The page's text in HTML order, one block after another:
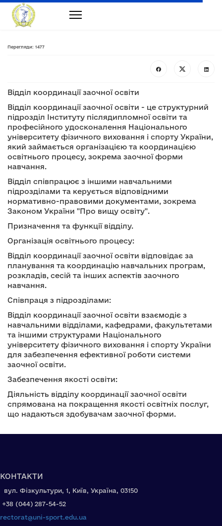
Перегляди: 1477
Відділ координації заочної освіти
Відділ координації заочної освіти - це структурний
підрозділ Інституту післядипломної освіти та
професійного удосконалення Національного
університету фізичного виховання і спорту України,
який займається організацією та координацією
освітнього процесу, зокрема заочної форми
навчання.
Відділ співпрацює з іншими навчальними
підрозділами та керується відповідними
нормативно-правовими документами, зокрема
Законом України "Про вищу освіту".
Призначення та функції відділу.
Організація освітнього процесу:
Відділ координації заочної освіти відповідає за
планування та координацію навчальних програм,
розкладів, сесій та інших аспектів заочного
навчання.
Співпраця з підрозділами:
Відділ координації заочної освіти взаємодіє з
навчальними відділами, кафедрами, факультетами
та іншими структурами Національного
університету фізичного виховання і спорту України
для забезпечення ефективної роботи системи
заочної освіти.
Забезпечення якості освіти:
Діяльність відділу координації заочної освіти
спрямована на покращення якості освітніх послуг,
що надаються здобувачам заочної форми.
КОНТАКТИ
вул. Фізкультури, 1, Київ, Україна, 03150
+38 (044) 287-54-52
rectorat@uni-sport.edu.ua